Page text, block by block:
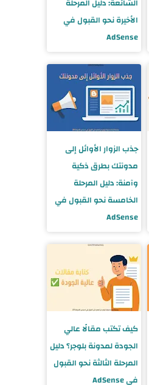
الشائعة: دليل المرحلة
الأخيرة نحو القبول في
AdSense
جذب الزوار الأوائل إلى
مدونتك بطرق ذكية
وآمنة: دليل المرحلة
الخامسة نحو القبول في
AdSense
كيف تكتب مقالًا عالي
الجودة لمدونة بلوجر؟ دليل
المرحلة الثالثة نحو القبول
في AdSense